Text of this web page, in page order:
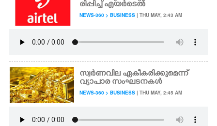
രിപ്പിച്ച് എയർടെൽ
NEWS-360 > BUSINESS | THU MAY, 2:43 AM
സ്വർണവില ഏകീകരിക്കുമെന്ന്
വ്യാപാര സംഘടനകൾ
NEWS-360 > BUSINESS | THU MAY, 2:45 AM